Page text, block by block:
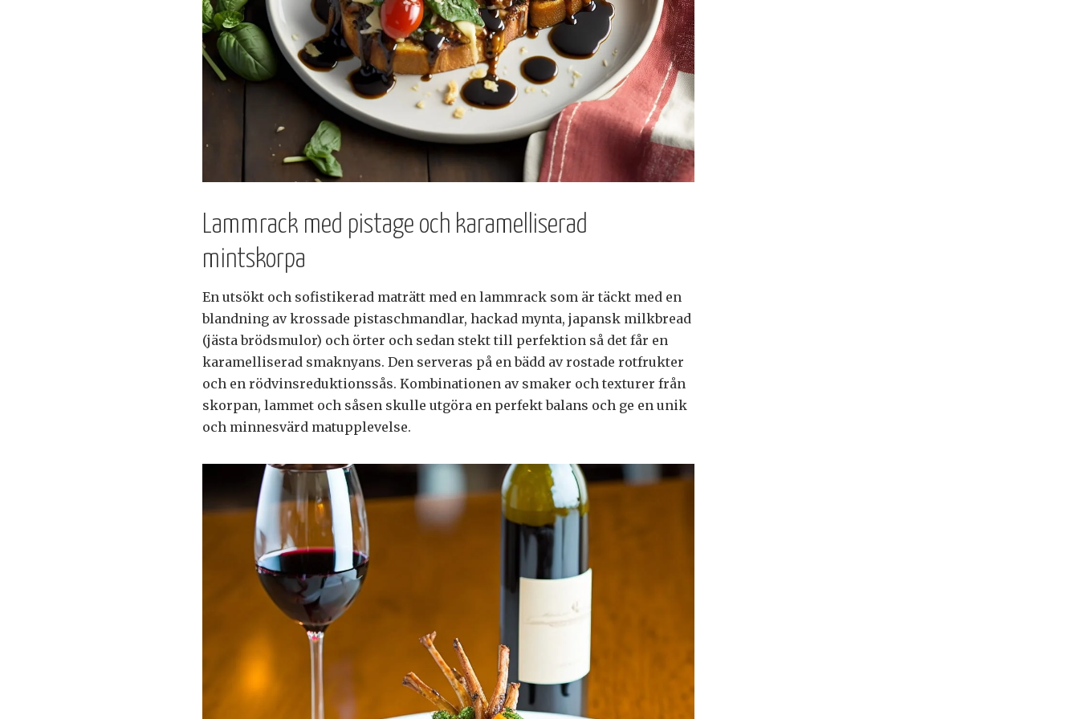
Lammrack med pistage och karamelliserad
mintskorpa
En utsökt och sofistikerad maträtt med en lammrack som är täckt med en
blandning av krossade pistaschmandlar, hackad mynta, japansk milkbread
(jästa brödsmulor) och örter och sedan stekt till perfektion så det får en
karamelliserad smaknyans. Den serveras på en bädd av rostade rotfrukter
och en rödvinsreduktionssås. Kombinationen av smaker och texturer från
skorpan, lammet och såsen skulle utgöra en perfekt balans och ge en unik
och minnesvärd matupplevelse.